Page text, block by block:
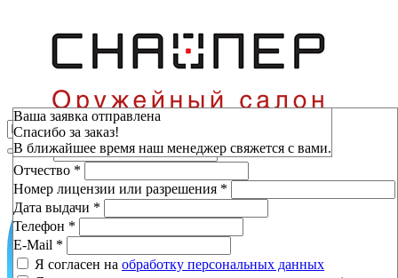
Зарезервировать
Фамилия*
Имя*
Отчество *
Номер лицензии или разрешения *
Дата выдачи *
Телефон *
E-Mail *
Я согласен на обработку персональных данных
Ваша заявка отправлена
Спасибо за заказ!
В ближайшее время наш менеджер свяжется с вами.